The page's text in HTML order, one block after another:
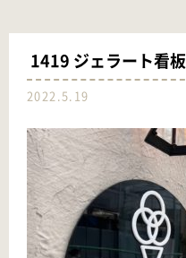
1419 ジェラート看板
2022.5.19